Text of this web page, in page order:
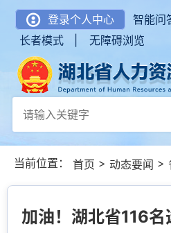
登录个人中心 智能问
长者模式 |
无障碍浏览
当前位置： 首页 > 动态要闻 >
加油！湖北省116名